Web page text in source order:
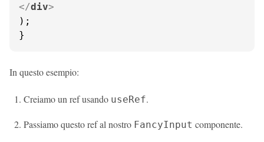
</div>
);
}
In questo esempio:
Creiamo un ref usando useRef.
Passiamo questo ref al nostro FancyInput componente.